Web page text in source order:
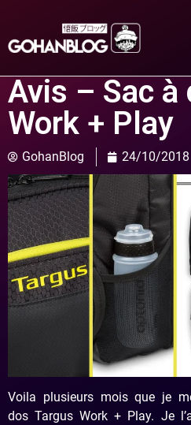
Avis – Sac à
Work + Play
GohanBlog 24/10/2018
Voila plusieurs mois que je
dosTargus Work + Play. Je